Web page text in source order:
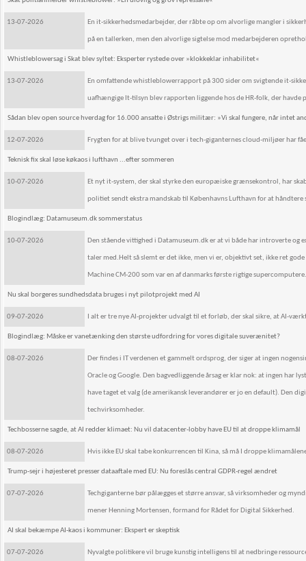
13-07-2026 En it-sikkerhedsmedarbejder, der råbte op om alvorlige mangler i
på en tallerken, men den alvorlige sigtelse mod medarbejderen
Whistleblowersag i Skat blev syltet: Eksperter rystede over »klokkeklar inhabilitet«
13-07-2026 En omfattende whistleblowerrapport på 300 sider om svigtende it-
uafhængige It-tilsyn blev rapporten liggende hos de HR-folk, der
Sådan blev open source hverdag for 16.000 ansatte i Østrigs militær: »Vi skal fungere, når intet
12-07-2026 Frygten for at blive tvunget over i tech-giganternes cloud-miljøer har
Teknisk fix skal løse køkaos i lufthavn ...efter sommeren
10-07-2026 Et nyt it-system, der skal styrke den europæiske grænsekontrol, har
politiet sendt ekstra mandskab til Københavns Lufthavn for at håndtere
Blogindlæg: Datamuseum.dk sommerstatus
10-07-2026 Den stående vittighed i Datamuseum.dk er at vi både har introverte og
taler med.Helt så slemt er det ikke, men vi er, objektivt set, ikke ret
Machine CM-200 som var en af danmarks første rigtige supercomputere.
Nu skal borgeres sundhedsdata bruges i nyt pilotprojekt med AI
09-07-2026 I alt er tre nye AI-projekter udvalgt til et forløb, der skal sikre, at AI-
Blogindlæg: Måske er vanetænking den største udfordring for vores digitale suverænitet?
08-07-2026 Der findes i IT verdenen et gammelt ordsprog, der siger at ingen
Oracle og Google. Den bagvedliggende årsag er klar nok: at ingen har
have taget et valg (de amerikansk leverandører er jo en default). Den
techvirksomheder.
Techbosserne sagde, at AI redder klimaet: Nu vil datacenter-lobby have EU til at droppe klimamål
08-07-2026 Hvis ikke EU skal tabe konkurrencen til Kina, så må I droppe
Trump-sejr i højesteret presser dataaftale med EU: Nu foreslås central GDPR-regel ændret
07-07-2026 Techgiganterne bør pålægges et større ansvar, så virksomheder og
mener Henning Mortensen, formand for Rådet for Digital Sikkerhed.
AI skal bekæmpe AI-kaos i kommuner: Ekspert er skeptisk
07-07-2026 Nyvalgte politikere vil bruge kunstig intelligens til at nedbringe